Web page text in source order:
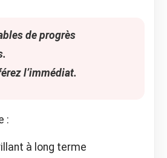
de progrès
l’immédiat.
:
à long terme